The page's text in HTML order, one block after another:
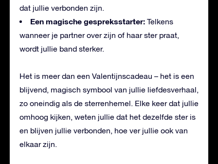
dat jullie verbonden zijn.
Een magische gespreksstarter: Telkens
wanneer je partner over zijn of haar ster praat,
wordt jullie band sterker.
Het is meer dan een Valentijnscadeau – het is een
blijvend, magisch symbool van jullie liefdesverhaal,
zo oneindig als de sterrenhemel. Elke keer dat jullie
omhoog kijken, weten jullie dat het dezelfde ster is
en blijven jullie verbonden, hoe ver jullie ook van
elkaar zijn.